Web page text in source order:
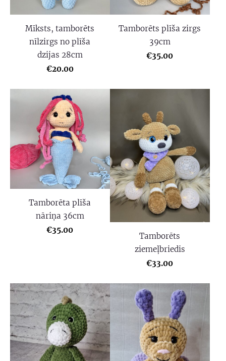
Mīksts, tamborēts
nīlzirgs no plīša
dzijas 28cm
€20.00
Tamborēts plīša zirgs
39cm
€35.00
Tamborēta plīša
nāriņa 36cm
€35.00
Tamborēts
ziemeļbriedis
€33.00